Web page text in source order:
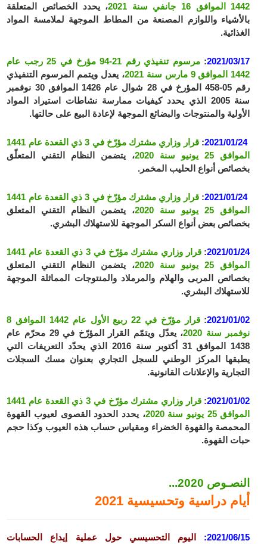
1442 الموافق 16 جانفي سنة 2021
، يحدد الخصائص المتعلقة
بالأشياء واللوازم المصنعة من المطاط الموجهة لملامسة المواد
الغذائية.
2021/03/17
:
مرسوم تنفيذي رقم 21-94 مؤرخ في 25 رجب عام
1442 الموافق 9 مارس سنة 2021
، يعدل ويتمم المرسوم التنفيذي
رقم 05-458 المؤرخ في 28 شوال عام 1426 الموافق 30 نوفمبر
سنة 2005 الذي يحدد كيفيات ممارسة نشاطات استيراد المواد
الأولية والمنتوجات والبضائع الموجهة لإعادة البيع على حالتها.
2021/01/24
:
قرار وزاري مشترك مؤرّخ في 3 ذي القعدة عام 1441
الموافق 25 يونيو سنة 2020
، يتضمن النظام التقني المتعلّق
بخصائص أنواع الحليب المخمر.
2021/01/24
:
قرار وزاري مشترك مؤرّخ في 3 ذي القعدة عام 1441
الموافق 25 يونيو سنة 2020
، يتضمن النظام التقني المتعلق
بخصائص بعض أنواع السكر الموجهة للاستهلاك البشري.
2021/01/24
:
قرار وزاري مشترك مؤرّخ في 3 ذي القعدة عام 1441
الموافق 25 يونيو سنة 2020
، يتضمن النظام التقني المتعلق
بخصائص المربى والهلام والمرملاد والمنتوجات المماثلة الموجهة
للاستهلاك البشري.
2021/01/02
:
قرار مؤرّخ في 22 ربيع الأول عام 1442 الموافق 8
نوفمبر سنة 2020
، يعدّل ويتمّم القرار المؤرّخ في 29 محرّم عام
1438 الموافق 31 أكتوبر سنة 2016 الذي يحدّد التعريفات التي
يطبقها المركز الوطني للسجل التجاري بعنوان مسك السجلات
التجارية والإعلانات القانونية.
2021/01/02
:
قرار وزاري مشترك مؤرّخ في 3 ذي القعدة عام 1441
الموافق 25 يونيو سنة 2020
، يحدد الحدود القصوى لعيوب القهوة
المحمصة والقهوة الخضراء ومقياس حساب هذه العيوب وكذا حجم
حبات القهوة.
النصـوص 2020...
أيام دراسية وتحسيسية 2021
2021/06/15:
اليوم التحسيسي حول عملية إيداع الحسابات